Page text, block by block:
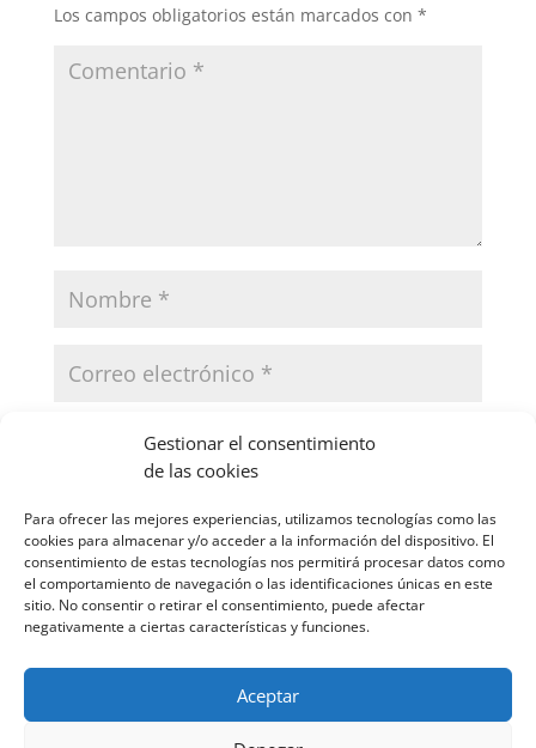
Gestionar el consentimiento
de las cookies
Para ofrecer las mejores experiencias, utilizamos tecnologías como las
cookies para almacenar y/o acceder a la información del dispositivo. El
consentimiento de estas tecnologías nos permitirá procesar datos como
el comportamiento de navegación o las identificaciones únicas en este
sitio. No consentir o retirar el consentimiento, puede afectar
negativamente a ciertas características y funciones.
Aceptar
Los campos obligatorios están marcados con *
VERIFICACIÓN DE SEGURIDAD